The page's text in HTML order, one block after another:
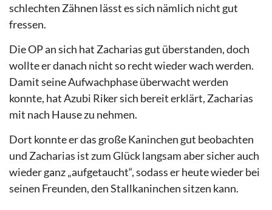
schlechten Zähnen lässt es sich nämlich nicht gut
fressen.
Die OP an sich hat Zacharias gut überstanden, doch
wollte er danach nicht so recht wieder wach werden.
Damit seine Aufwachphase überwacht werden
konnte, hat Azubi Riker sich bereit erklärt, Zacharias
mit nach Hause zu nehmen.
Dort konnte er das große Kaninchen gut beobachten
und Zacharias ist zum Glück langsam aber sicher auch
wieder ganz „aufgetaucht“, sodass er heute wieder bei
seinen Freunden, den Stallkaninchen sitzen kann.